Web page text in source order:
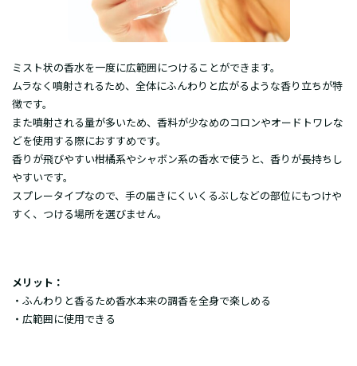
ミスト状の香水を一度に広範囲につけることができます。
ムラなく噴射されるため、全体にふんわりと広がるような香り立ちが特
徴です。
また噴射される量が多いため、香料が少なめのコロンやオードトワレな
どを使用する際におすすめです。
香りが飛びやすい柑橘系やシャボン系の香水で使うと、香りが長持ちし
やすいです。
スプレータイプなので、手の届きにくいくるぶしなどの部位にもつけや
すく、つける場所を選びません。
メリット：
・ふんわりと香るため香水本来の調香を全身で楽しめる
・広範囲に使用できる